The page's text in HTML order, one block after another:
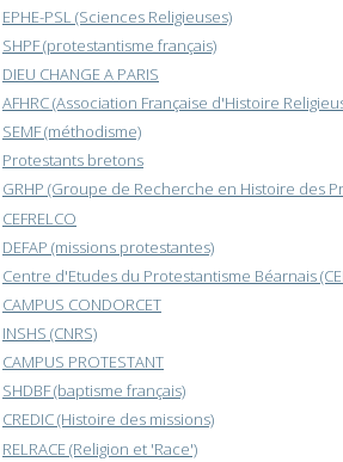
EPHE-PSL (Sciences Religieuses)
SHPF (protestantisme français)
DIEU CHANGE A PARIS
AFHRC (Association Française d'Histoire
SEMF (méthodisme)
Protestants bretons
GRHP (Groupe de Recherche en Histoire des
CEFRELCO
DEFAP (missions protestantes)
Centre d'Etudes du Protestantisme Béarnais
CAMPUS CONDORCET
INSHS (CNRS)
CAMPUS PROTESTANT
SHDBF (baptisme français)
CREDIC (Histoire des missions)
RELRACE (Religion et 'Race')